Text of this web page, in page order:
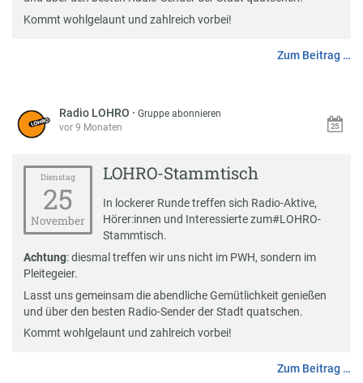
Kommt wohlgelaunt und zahlreich vorbei!
Zum Beitrag …
Radio LOHRO ·Gruppe abonnieren
vor 9 Monaten
Dienstag
25
November
LOHRO-Stammtisch
In lockerer Runde treffen sich Radio-Aktive,
Hörer:innen und Interessierte zum#LOHRO-
Stammtisch.
Achtung: diesmal treffen wir uns nicht im PWH, sondern im
Pleitegeier.
Lasst uns gemeinsam die abendliche Gemütlichkeit genießen
und über den besten Radio-Sender der Stadt quatschen.
Kommt wohlgelaunt und zahlreich vorbei!
Zum Beitrag …